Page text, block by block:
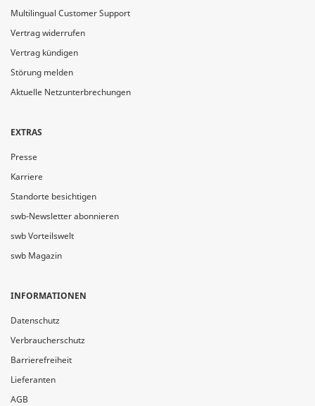
Multilingual Customer Support
Vertrag widerrufen
Vertrag kündigen
Störung melden
Aktuelle Netzunterbrechungen
EXTRAS
Presse
Karriere
Standorte besichtigen
swb-Newsletter abonnieren
swb Vorteilswelt
swb Magazin
INFORMATIONEN
Datenschutz
Verbraucherschutz
Barrierefreiheit
Lieferanten
AGB